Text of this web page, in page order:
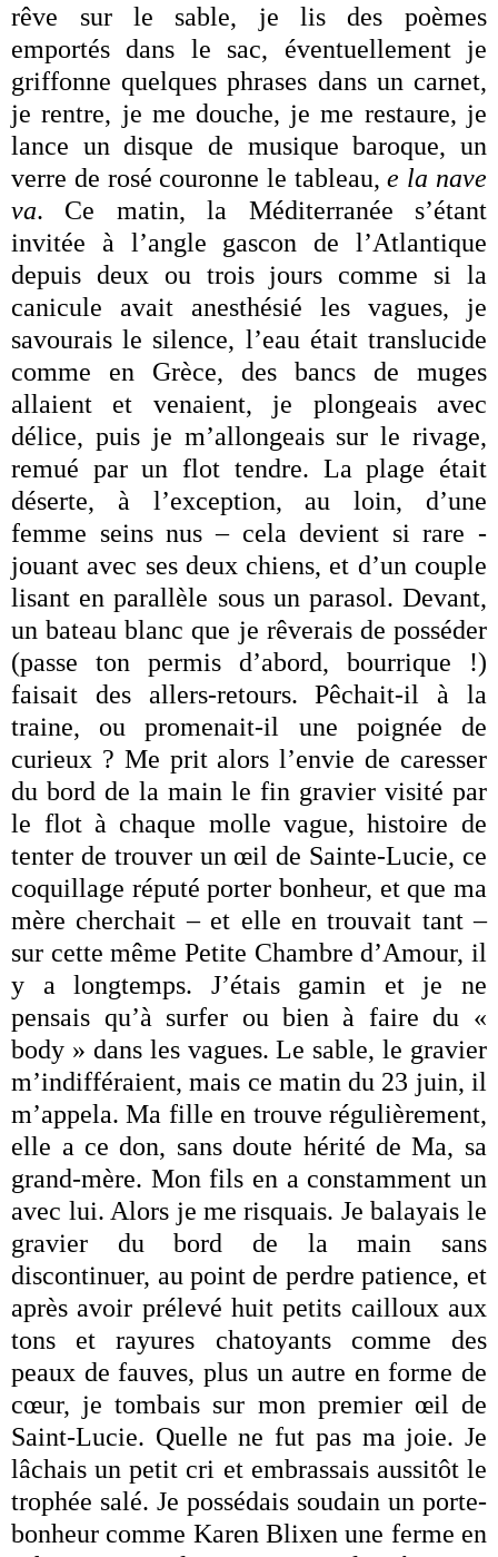
rêve sur le sable, je lis des poèmes
emportés dans le sac, éventuellement je
griffonne quelques phrases dans un carnet,
je rentre, je me douche, je me restaure, je
lance un disque de musique baroque, un
verre de rosé couronne le tableau,e la nave
va. Ce matin, la Méditerranée s’étant
invitée à l’angle gascon de l’Atlantique
depuis deux ou trois jours comme si la
canicule avait anesthésié les vagues, je
savourais le silence, l’eau était translucide
comme en Grèce, des bancs de muges
allaient et venaient, je plongeais avec
délice, puis je m’allongeais sur le rivage,
remué par un flot tendre. La plage était
déserte, à l’exception, au loin, d’une
femme seins nus – cela devient si rare -
jouant avec ses deux chiens, et d’un couple
lisant en parallèle sous un parasol. Devant,
un bateau blanc que je rêverais de posséder
(passe ton permis d’abord, bourrique !)
faisait des allers-retours. Pêchait-il à la
traine, ou promenait-il une poignée de
curieux ? Me prit alors l’envie de caresser
du bord de la main le fin gravier visité par
le flot à chaque molle vague, histoire de
tenter de trouver un œil de Sainte-Lucie, ce
coquillage réputé porter bonheur, et que ma
mère cherchait – et elle en trouvait tant –
sur cette même Petite Chambre d’Amour, il
y a longtemps. J’étais gamin et je ne
pensais qu’à surfer ou bien à faire du «
body » dans les vagues. Le sable, le gravier
m’indifféraient, mais ce matin du 23 juin, il
m’appela. Ma fille en trouve régulièrement,
elle a ce don, sans doute hérité de Ma, sa
grand-mère. Mon fils en a constamment un
avec lui. Alors je me risquais. Je balayais le
gravier du bord de la main sans
discontinuer, au point de perdre patience, et
après avoir prélevé huit petits cailloux aux
tons et rayures chatoyants comme des
peaux de fauves, plus un autre en forme de
cœur, je tombais sur mon premier œil de
Saint-Lucie. Quelle ne fut pas ma joie. Je
lâchais un petit cri et embrassais aussitôt le
trophée salé. Je possédais soudain un porte-
bonheur comme Karen Blixen une ferme en